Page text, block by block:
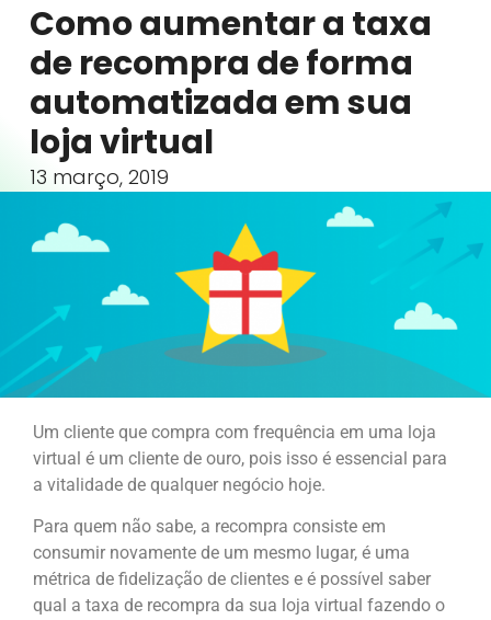
Como aumentar a taxa
de recompra de forma
automatizada em sua
loja virtual
13 março, 2019
Um cliente que compra com frequência em uma loja
virtual é um cliente de ouro, pois isso é essencial para
a vitalidade de qualquer negócio hoje.
Para quem não sabe, a recompra consiste em
consumir novamente de um mesmo lugar, é uma
métrica de fidelização de clientes e é possível saber
qual a taxa de recompra da sua loja virtual fazendo o